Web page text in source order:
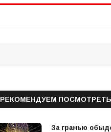
РЕКОМЕНДУЕМ ПОСМОТРЕТЬ
За гранью